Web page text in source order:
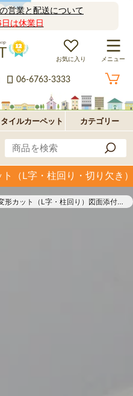
営業と配送について
は休業日
お気に入り メニュー
06-6763-3333
タイルカーペット カテゴリー
ペ
ッ
ト・
絨
グ
フ
ロ
ア・
玄
パ
ネ
ル
オ
プ
（L字・柱回り・切り欠き
カット（L字・柱回り）図面添付で簡単注文